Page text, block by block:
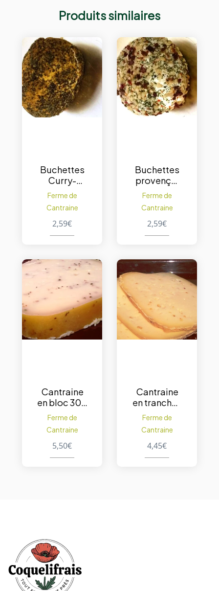
Produits similaires
Buchettes
Curry-
pavot 100
g. – 1pc
Ferme de
Cantraine
2,59€
Buchettes
provençal
100 g. – 1pc
Ferme de
Cantraine
2,59€
Cantraine
en bloc 300
g. – Poivre
Ferme de
Cantraine
5,50€
Cantraine
en tranches
250 g. –
Nature
Ferme de
Cantraine
4,45€